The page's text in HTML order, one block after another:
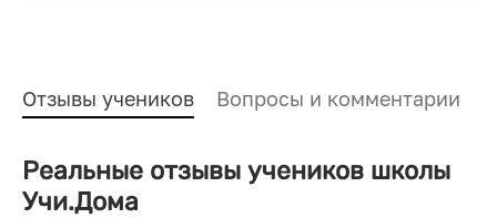
Отзывы учеников Вопросы и комментарии
Реальные отзывы учеников школы
Учи.Дома